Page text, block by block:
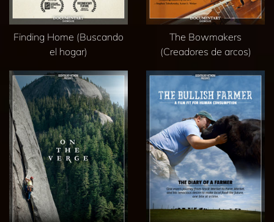
Finding Home (Buscando
el hogar)
The Bowmakers
(Creadores de arcos)